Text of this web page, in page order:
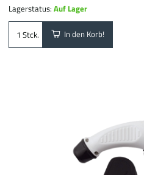
Lagerstatus:Auf Lager
Stck. In den Korb!